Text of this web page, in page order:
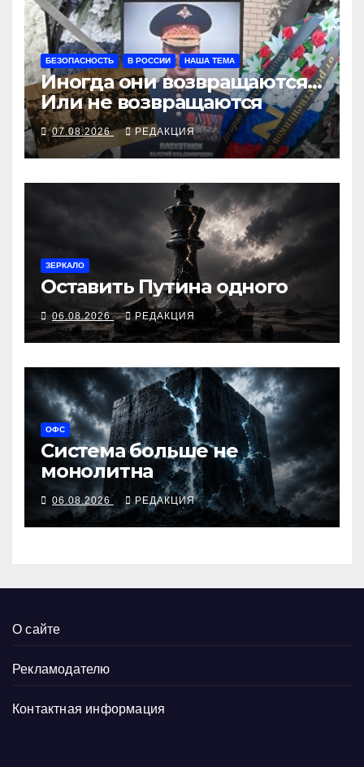
БЕЗОПАСНОСТЬ В РОССИИ НАША ТЕМА
Иногда они возвращаются…
Или не возвращаются
07.08.2026 РЕДАКЦИЯ
ЗЕРКАЛО
Оставить Путина одного
06.08.2026 РЕДАКЦИЯ
ОФС
Система больше не
монолитна
06.08.2026 РЕДАКЦИЯ
О сайте
Рекламодателю
Контактная информация